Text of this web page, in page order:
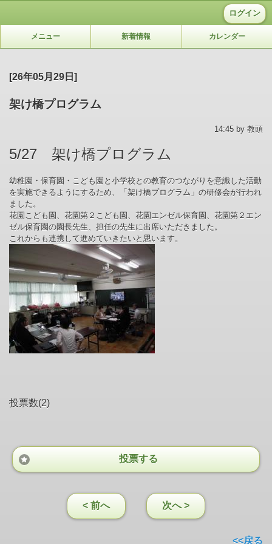
ログイン
メニュー 新着情報 カレンダー
[26年05月29日]
架け橋プログラム
14:45 by 教頭
5/27 架け橋プログラム
幼稚園・保育園・こども園と小学校との教育のつながりを意識した活動
を実施できるようにするため、「架け橋プログラム」の研修会が行われ
ました。
花園こども園、花園第２こども園、花園エンゼル保育園、花園第２エン
ゼル保育園の園長先生、担任の先生に出席いただきました。
これからも連携して進めていきたいと思います。
投票数(2)
投票する
< 前へ 次へ >
<<戻る